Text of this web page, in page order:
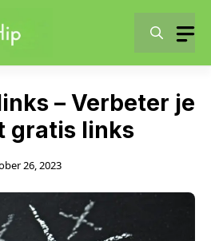
– Verbeter je
gratis links
26, 2023